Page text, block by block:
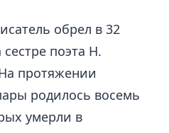
обрел в 32
поэта Н.
протяжении
родилось восемь
умерли в